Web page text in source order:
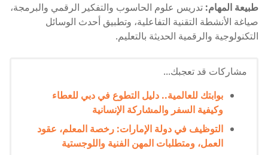
طبيعة المهام: تدريس علوم الحاسوب والتفكير الرقمي والبرمجة،
صياغة الأنشطة التقنية التفاعلية، وتطبيق أحدث الوسائل
التكنولوجية والرقمية الحديثة بالتعليم.
مشاركات قد تعجبك...
بوابتك للعالمية.. دليل التطوع في دبي للعطاء
وكيفية السفر والمشاركة الإنسانية
التوظيف في دولة الإمارات: رخصة المعلم، عقود
العمل، ومتطلبات المهن الفنية واللوجستية